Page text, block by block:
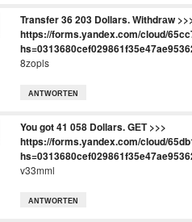
Transfer 36 203 Dollars. Withdrаw
https://forms.yandex.com/cloud/
8zopls
ANTWORTEN
You got 41 058 Dollars. GЕТ >>>
https://forms.yandex.com/cloud/
v33mml
ANTWORTEN